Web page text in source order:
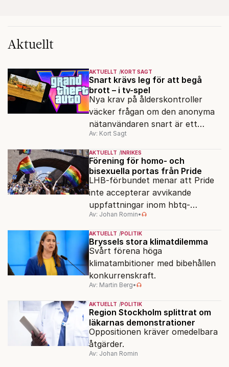
Aktuellt
AKTUELLT KORT SAGT
Snart krävs leg för att begå
brott – i tv-spel
Nya krav på ålderskontroller
väcker frågan om den anonyma
nätanvändaren snart är ett
minne blott.
Av: Kort Sagt
AKTUELLT INRIKES
Förening för homo- och
bisexuella portas från Pride
LHB-förbundet menar att Pride
inte accepterar avvikande
uppfattningar inom hbtq-
rörelsen. "Vi har inga problem
med transpersoner", säger
ordföranden Linn Saarinen.
Av: Johan Romin•
AKTUELLT POLITIK
Bryssels stora klimatdilemma
Svårt förena höga
klimatambitioner med bibehållen
konkurrenskraft.
Av: Martin Berg•
AKTUELLT POLITIK
Region Stockholm splittrat om
läkarnas demonstrationer
Oppositionen kräver omedelbara
åtgärder.
Av: Johan Romin